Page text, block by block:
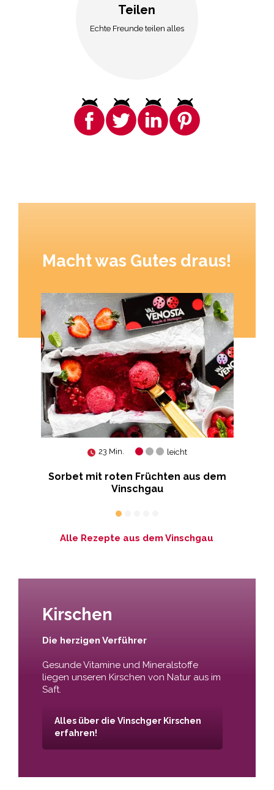
Teilen
Echte Freunde teilen alles
Macht was Gutes draus!
23 Min. leicht
Sorbet mit roten Früchten aus dem
Vinschgau
Alle Rezepte aus dem Vinschgau
Kirschen
Die herzigen Verführer
Gesunde Vitamine und Mineralstoffe
liegen unseren Kirschen von Natur aus im
Saft.
Alles über die Vinschger Kirschen
erfahren!